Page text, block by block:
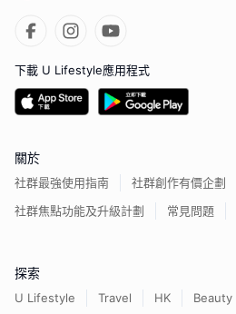
下載 U Lifestyle應用程式
關於
社群最強使用指南
社群創作有價企劃
社群焦點功能及升級計劃
常見問題
探索
U Lifestyle Travel HK Beauty